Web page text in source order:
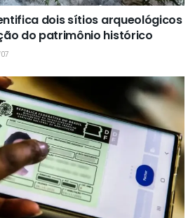
dois sítios arqueológicos
do patrimônio histórico